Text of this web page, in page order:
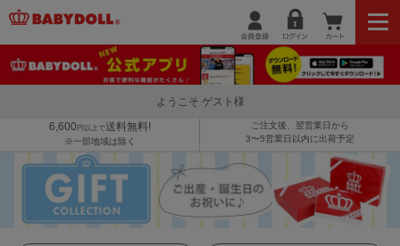
ようこそ ゲスト様
6,600 円以上で送料無料!
※一部地域は除く
ご注文後、翌営業日から
3〜5営業日以内に出荷予定